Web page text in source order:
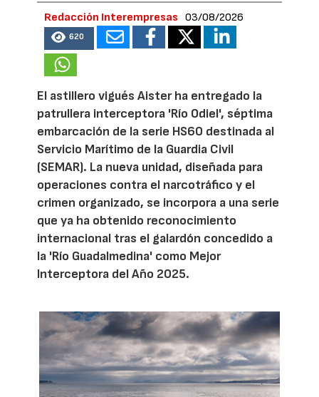
Redacción Interempresas 03/08/2026
620
El astillero vigués Aister ha entregado la
patrullera interceptora 'Río Odiel', séptima
embarcación de la serie HS60 destinada al
Servicio Marítimo de la Guardia Civil
(SEMAR). La nueva unidad, diseñada para
operaciones contra el narcotráfico y el
crimen organizado, se incorpora a una serie
que ya ha obtenido reconocimiento
internacional tras el galardón concedido a
la 'Río Guadalmedina' como Mejor
Interceptora del Año 2025.